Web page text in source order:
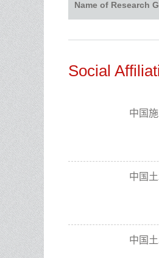
Name of Research
Social
中国
中国
中国